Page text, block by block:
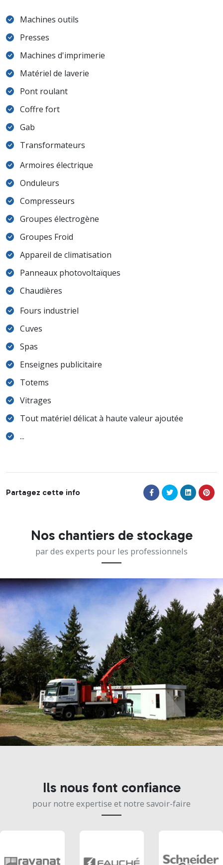
Machines outils
Presses
Machines d'imprimerie
Matériel de laverie
Pont roulant
Coffre fort
Gab
Transformateurs
Armoires électrique
Onduleurs
Compresseurs
Groupes électrogène
Groupes Froid
Appareil de climatisation
Panneaux photovoltaïques
Chaudières
Fours industriel
Cuves
Spas
Enseignes publicitaire
Totems
Vitrages
Tout matériel délicat à haute valeur ajoutée
...
Partagez cette info
Nos chantiers de stockage
par des experts pour les professionnels
Ils nous font confiance
pour notre expertise et notre savoir-faire